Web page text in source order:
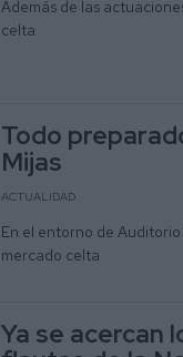
Además de las
celta
Todo
Mijas
ACTUALIDAD
En el entorno de
mercado celta
Ya se acercan